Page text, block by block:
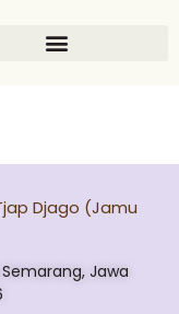
Djago (Jamu
Jawa